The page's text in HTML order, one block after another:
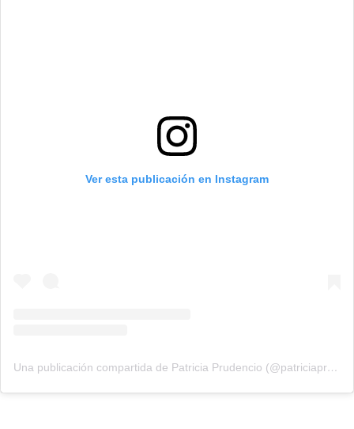
Ver esta publicación en Instagram
Una publicación compartida de Patricia Prudencio (@patriciaprudencio98)